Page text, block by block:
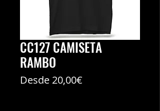
CC127 CAMISETA
RAMBO
Desde 20,00€